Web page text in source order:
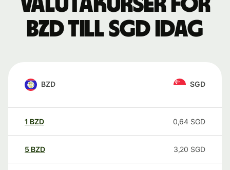
BZD till SGD idag
BZD SGD
1 BZD 0,64 SGD
5 BZD 3,20 SGD